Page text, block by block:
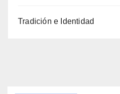
Tradición e Identidad